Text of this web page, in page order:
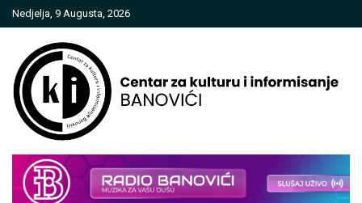
Skip
to
Nedjelja, 9 Augusta, 2026
Centar za kulturu i informisanje
Banovići